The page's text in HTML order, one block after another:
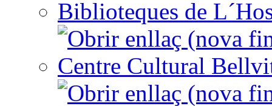
Biblioteques de
Centre Cultural